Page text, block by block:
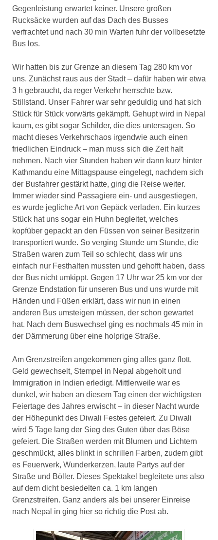
Gegenleistung erwartet keiner. Unsere großen
Rucksäcke wurden auf das Dach des Busses
verfrachtet und nach 30 min Warten fuhr der vollbesetzte
Bus los.
Wir hatten bis zur Grenze an diesem Tag 280 km vor
uns. Zunächst raus aus der Stadt – dafür haben wir etwa
3 h gebraucht, da reger Verkehr herrschte bzw.
Stillstand. Unser Fahrer war sehr geduldig und hat sich
Stück für Stück vorwärts gekämpft. Gehupt wird in Nepal
kaum, es gibt sogar Schilder, die dies untersagen. So
macht dieses Verkehrschaos irgendwie auch einen
friedlichen Eindruck – man muss sich die Zeit halt
nehmen. Nach vier Stunden haben wir dann kurz hinter
Kathmandu eine Mittagspause eingelegt, nachdem sich
der Busfahrer gestärkt hatte, ging die Reise weiter.
Immer wieder sind Passagiere ein- und ausgestiegen,
es wurde jegliche Art von Gepäck verladen. Ein kurzes
Stück hat uns sogar ein Huhn begleitet, welches
kopfüber gepackt an den Füssen von seiner Besitzerin
transportiert wurde. So verging Stunde um Stunde, die
Straßen waren zum Teil so schlecht, dass wir uns
einfach nur Festhalten mussten und gehofft haben, dass
der Bus nicht umkippt. Gegen 17 Uhr war 25 km vor der
Grenze Endstation für unseren Bus und uns wurde mit
Händen und Füßen erklärt, dass wir nun in einen
anderen Bus umsteigen müssen, der schon gewartet
hat. Nach dem Buswechsel ging es nochmals 45 min in
der Dämmerung über eine holprige Straße.
Am Grenzstreifen angekommen ging alles ganz flott,
Geld gewechselt, Stempel in Nepal abgeholt und
Immigration in Indien erledigt. Mittlerweile war es
dunkel, wir haben an diesem Tag einen der wichtigsten
Feiertage des Jahres erwischt – in dieser Nacht wurde
der Höhepunkt des Diwali Festes gefeiert. Zu Diwali
wird 5 Tage lang der Sieg des Guten über das Böse
gefeiert. Die Straßen werden mit Blumen und Lichtern
geschmückt, alles blinkt in schrillen Farben, zudem gibt
es Feuerwerk, Wunderkerzen, laute Partys auf der
Straße und Böller. Dieses Spektakel begleitete uns also
auf dem dicht besiedelten ca. 1 km langen
Grenzstreifen. Ganz anders als bei unserer Einreise
nach Nepal in ging hier so richtig die Post ab.